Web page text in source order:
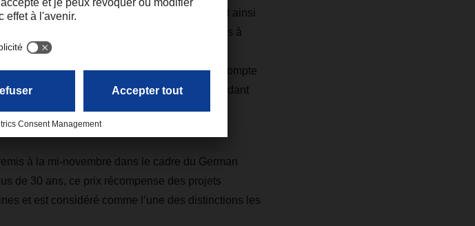
formations dans différentes langues, facilitant ainsi
maternelle des collaborateurs. « L’accès à
Christina Müller. « Des mots de passe
constituer un frein. Nous avons pris en compte
est explicitement encouragé, même pendant
à la mi-novembre dans le cadre du German
de 30 ans, ce prix récompense des projets
et est considéré comme l’une des distinctions les